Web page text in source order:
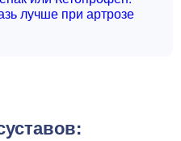
лучше при артрозе